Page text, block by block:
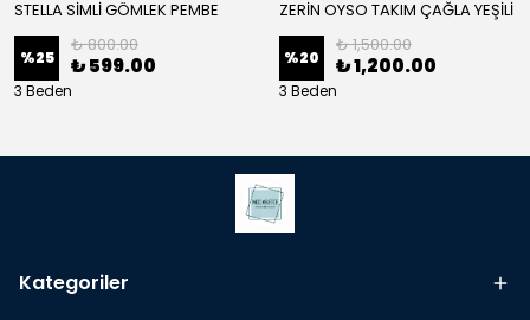
STELLA SİMLİ GÖMLEK PEMBE
%25
₺ 800.00
₺ 599.00
3 Beden
ZERİN OYSO TAKIM ÇAĞLA YEŞİLİ
%20
₺ 1,500.00
₺ 1,200.00
3 Beden
Kategoriler